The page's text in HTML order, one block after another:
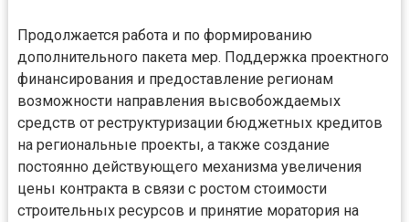
Продолжается работа и по формированию
дополнительного пакета мер. Поддержка проектного
финансирования и предоставление регионам
возможности направления высвобождаемых
средств от реструктуризации бюджетных кредитов
на региональные проекты, а также создание
постоянно действующего механизма увеличения
цены контракта в связи с ростом стоимости
строительных ресурсов и принятие моратория на